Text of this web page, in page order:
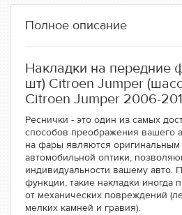
Полное описание
Накладки на передние
шт) Citroen Jumper
Citroen Jumper 2006-
Реснички - это один из самых
способов преображения вашего
на фары являются
автомобильной оптики,
индивидуальности вашему авто.
функции, такие накладки иногда
от механических повреждений
мелких камней и гравия).